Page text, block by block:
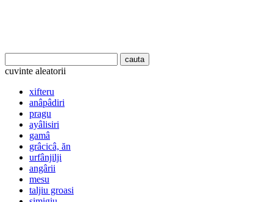
cuvinte aleatorii
xifteru
anâpâdiri
pragu
ayâlisiri
gamâ
grâcicâ, ăn
urfânjilji
angârii
mesu
taljiu groasi